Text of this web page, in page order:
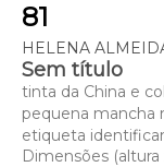
81
HELENA
Sem título
tinta da China e
pequena mancha
etiqueta
Dimensões